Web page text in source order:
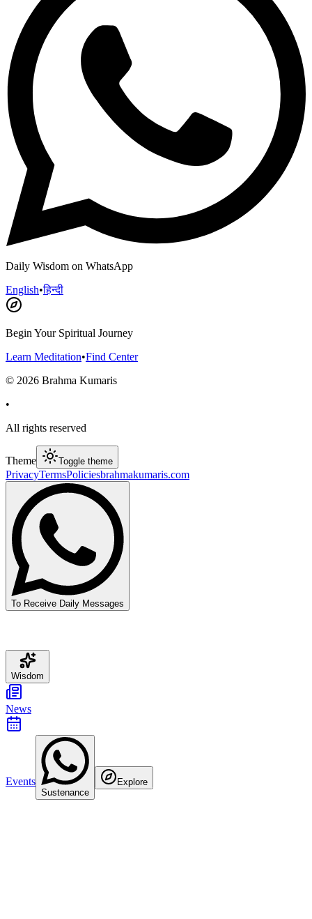
Daily Wisdom on WhatsApp
English•हिन्दी
Begin Your Spiritual Journey
Learn Meditation•Find Center
© 2026 Brahma Kumaris
•
All rights reserved
Theme Toggle theme
PrivacyTermsPoliciesbrahmakumaris.com
To Receive Daily Messages
Wisdom
News
Events
Sustenance
Explore